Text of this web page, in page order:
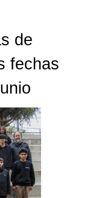
de
fechas